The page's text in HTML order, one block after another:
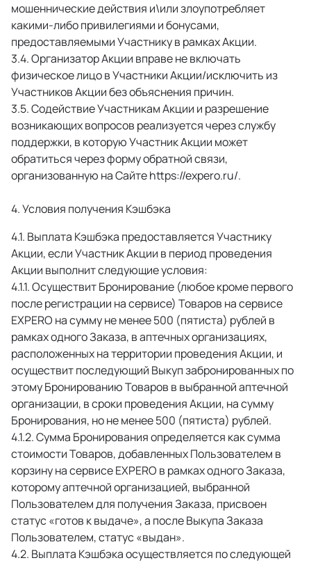
мошеннические действия и\или злоупотребляет
какими-либо привилегиями и бонусами,
предоставляемыми Участнику в рамках Акции.
Организатор Акции вправе не включать
физическое лицо в Участники Акции/исключить из
Участников Акции без объяснения причин.
Содействие Участникам Акции и разрешение
возникающих вопросов реализуется через службу
поддержки, в которую Участник Акции может
обратиться через форму обратной связи,
организованную на Сайте https://expero.ru/.
4. Условия получения Кэшбэка
Выплата Кэшбэка предоставляется Участнику
Акции, если Участник Акции в период проведения
Акции выполнит следующие условия:
Осуществит Бронирование (любое кроме первого
после регистрации на сервисе) Товаров на сервисе
EXPERO на сумму не менее 500 (пятиста) рублей в
рамках одного Заказа, в аптечных организациях,
расположенных на территории проведения Акции, и
осуществит последующий Выкуп забронированных по
этому Бронированию Товаров в выбранной аптечной
организации, в сроки проведения Акции, на сумму
Бронирования, но не менее 500 (пятиста) рублей.
Сумма Бронирования определяется как сумма
стоимости Товаров, добавленных Пользователем в
корзину на сервисе EXPERO в рамках одного Заказа,
которому аптечной организацией, выбранной
Пользователем для получения Заказа, присвоен
статус «готов к выдаче», а поcле Выкупа Заказа
Пользователем, статус «выдан».
Выплата Кэшбэка осуществляется по следующей